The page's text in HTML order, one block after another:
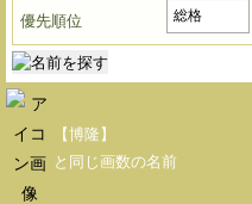
優先順位
【博隆】
と同じ画数の名前